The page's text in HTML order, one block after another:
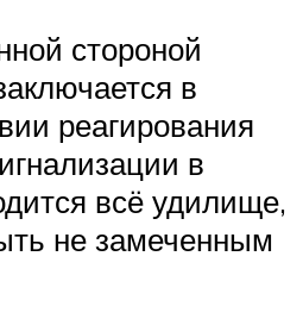
стороной
в
реагирования
в
всё удилище,
не замеченным